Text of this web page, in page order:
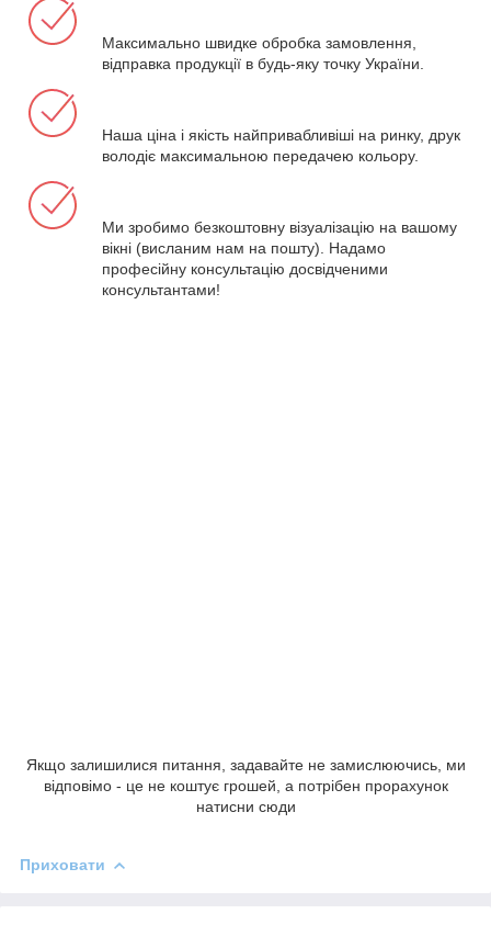
Максимально швидке обробка замовлення,
відправка продукції в будь-яку точку України.
Наша ціна і якість найпривабливіші на ринку, друк
володіє максимальною передачею кольору.
Ми зробимо безкоштовну візуалізацію на вашому
вікні (висланим нам на пошту). Надамо
професійну консультацію досвідченими
консультантами!
Якщо залишилися питання, задавайте не замислюючись, ми
відповімо - це не коштує грошей, а потрібен прорахунок
натисни сюди
Приховати